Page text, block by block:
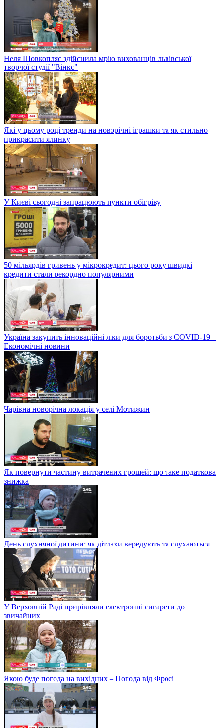
Неля Шовкопляс здійснила мрію вихованців львівської
творчої студії "Вінкс"
Які у цьому році тренди на новорічні іграшки та як стильно
прикрасити ялинку
У Києві сьогодні запрацюють пункти обігріву
50 мільярдів гривень у мікрокредит: цього року швидкі
кредити стали рекордно популярними
Україна закупить інноваційні ліки для боротьби з COVID-19 –
Економічні новини
Чарівна новорічна локація у селі Мотижин
Як повернути частину витрачених грошей: що таке податкова
знижка
День слухняної дитини: як дітлахи вередують та слухаються
У Верховній Раді прирівняли електронні сигарети до
звичайних
Якою буде погода на вихідних – Погода від Фросі